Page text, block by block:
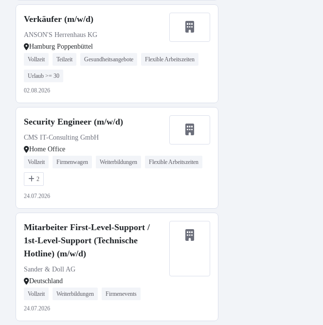
Verkäufer (m/w/d)
ANSON'S Herrenhaus KG
Hamburg Poppenbüttel
Vollzeit Teilzeit Gesundheitsangebote Flexible Arbeitszeiten
Urlaub >= 30
02.08.2026
Security Engineer (m/w/d)
CMS IT-Consulting GmbH
Home Office
Vollzeit Firmenwagen Weiterbildungen Flexible Arbeitszeiten
2
24.07.2026
Mitarbeiter First-Level-Support /
1st-Level-Support (Technische
Hotline) (m/w/d)
Sander & Doll AG
Deutschland
Vollzeit Weiterbildungen Firmenevents
24.07.2026